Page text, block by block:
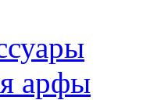
арфы